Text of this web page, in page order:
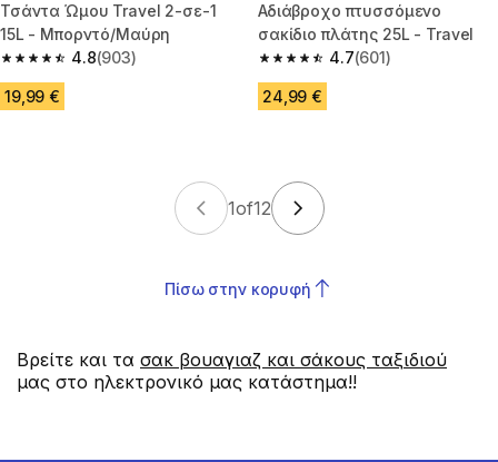
Τσάντα Ώμου Travel 2-σε-1
15L - Μπορντό/Μαύρη
4.8
4.8 out of 5 stars from 903 reviews
(903)
19,99 €
Αδιάβροχο πτυσσόμενο
σακίδιο πλάτης 25L - Travel
4.7
4.7 out of 5 stars from 601
(601)
24,99 €
1of12
Πίσω στην κορυφή
Βρείτε και τα σακ βουαγιαζ και σάκους ταξιδιού
μας στο ηλεκτρονικό μας κατάστημα!!